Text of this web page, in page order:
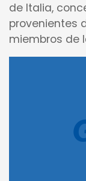
de Italia,
provenientes
miembros de